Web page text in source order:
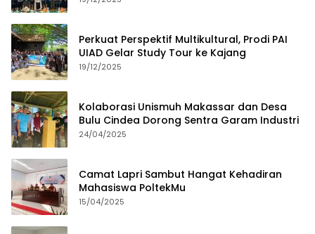
Perkuat Perspektif Multikultural, Prodi PAI
UIAD Gelar Study Tour ke Kajang
19/12/2025
Kolaborasi Unismuh Makassar dan Desa
Bulu Cindea Dorong Sentra Garam Industri
24/04/2025
Camat Lapri Sambut Hangat Kehadiran
Mahasiswa PoltekMu
15/04/2025